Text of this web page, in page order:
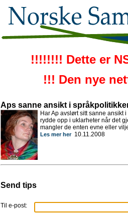
!!!!!!!! Dette er
!!! Den nye
Aps sanne ansikt i
Har Ap avslørt sitt sanne ansikt
rydde opp i uklarheter når det
mangler de enten evne eller
Les mer her10.11.2008
Send tips
Til e-post: